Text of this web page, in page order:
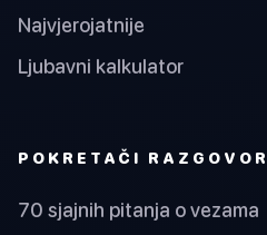
Najvjerojatnije
Ljubavni kalkulator
POKRETAČI
70 sjajnih pitanja o vezama